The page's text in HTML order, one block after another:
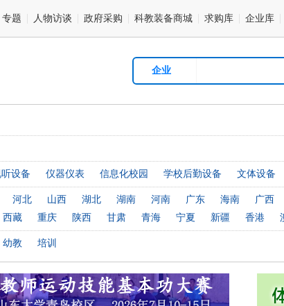
专题 人物访谈 政府采购 科教装备商城 求购库 企业库
企业
设备 仪器仪表 信息化校园 学校后勤设备 文体设备
河北 山西 湖北 湖南 河南 广东 海南 广西
西藏 重庆 陕西 甘肃 青海 宁夏 新疆 香港
幼教 培训